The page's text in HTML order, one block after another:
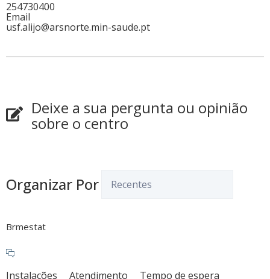
254730400
Email
usf.alijo@arsnorte.min-saude.pt
Deixe a sua pergunta ou opinião
sobre o centro
Organizar Por
Brmestat
Instalações Atendimento Tempo de espera